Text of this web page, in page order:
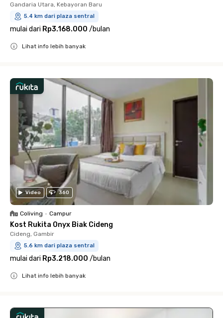
Gandaria Utara, Kebayoran Baru
5.4 km dari plaza sentral
mulai dari Rp3.168.000 /bulan
Lihat info lebih banyak
Video 360
Coliving • Campur
Kost Rukita Onyx Biak Cideng
Cideng, Gambir
5.6 km dari plaza sentral
mulai dari Rp3.218.000 /bulan
Lihat info lebih banyak